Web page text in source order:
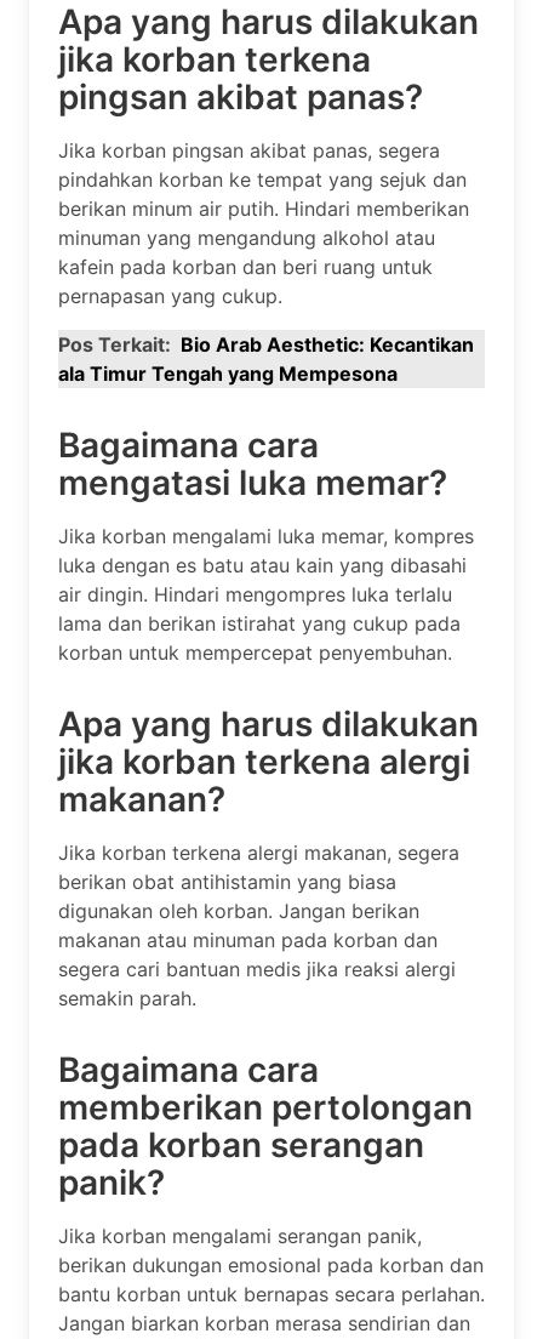
Apa yang harus dilakukan
jika korban terkena
pingsan akibat panas?
Jika korban pingsan akibat panas, segera
pindahkan korban ke tempat yang sejuk dan
berikan minum air putih. Hindari memberikan
minuman yang mengandung alkohol atau
kafein pada korban dan beri ruang untuk
pernapasan yang cukup.
Pos Terkait: Bio Arab Aesthetic: Kecantikan
ala Timur Tengah yang Mempesona
Bagaimana cara
mengatasi luka memar?
Jika korban mengalami luka memar, kompres
luka dengan es batu atau kain yang dibasahi
air dingin. Hindari mengompres luka terlalu
lama dan berikan istirahat yang cukup pada
korban untuk mempercepat penyembuhan.
Apa yang harus dilakukan
jika korban terkena alergi
makanan?
Jika korban terkena alergi makanan, segera
berikan obat antihistamin yang biasa
digunakan oleh korban. Jangan berikan
makanan atau minuman pada korban dan
segera cari bantuan medis jika reaksi alergi
semakin parah.
Bagaimana cara
memberikan pertolongan
pada korban serangan
panik?
Jika korban mengalami serangan panik,
berikan dukungan emosional pada korban dan
bantu korban untuk bernapas secara perlahan.
Jangan biarkan korban merasa sendirian dan